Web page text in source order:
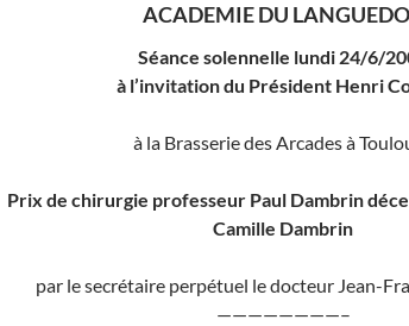
ACADEMIE DU
Séance solennelle lundi 24/6/
à l’invitation du Président Henri
à la Brasserie des Arcades à
Prix de chirurgie professeur Paul Dambrin
Camille Dambrin
par le secrétaire perpétuel le docteur Jean-
————————–